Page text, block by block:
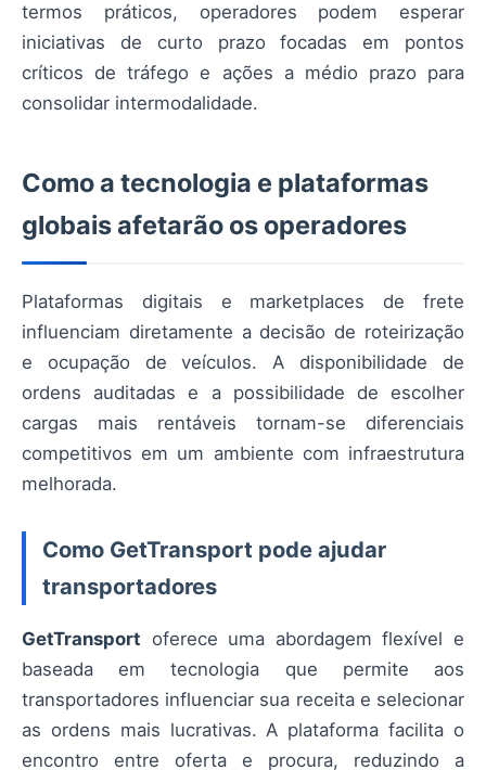
termos práticos, operadores podem esperar
iniciativas de curto prazo focadas em pontos
críticos de tráfego e ações a médio prazo para
consolidar intermodalidade.
Como a tecnologia e plataformas
globais afetarão os operadores
Plataformas digitais e marketplaces de frete
influenciam diretamente a decisão de roteirização
e ocupação de veículos. A disponibilidade de
ordens auditadas e a possibilidade de escolher
cargas mais rentáveis tornam-se diferenciais
competitivos em um ambiente com infraestrutura
melhorada.
Como GetTransport pode ajudar
transportadores
GetTransport oferece uma abordagem flexível e
baseada em tecnologia que permite aos
transportadores influenciar sua receita e selecionar
as ordens mais lucrativas. A plataforma facilita o
encontro entre oferta e procura, reduzindo a